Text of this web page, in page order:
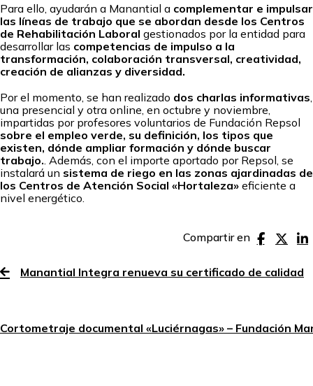
Para ello, ayudarán a Manantial a complementar e impulsar
las líneas de trabajo que se abordan desde los Centros
de Rehabilitación Laboral gestionados por la entidad para
desarrollar las competencias de impulso a la
transformación, colaboración transversal, creatividad,
creación de alianzas y diversidad.
Por el momento, se han realizado dos charlas informativas
una presencial y otra online, en octubre y noviembre,
impartidas por profesores voluntarios de Fundación Repsol
sobre el empleo verde, su definición, los tipos que
existen, dónde ampliar formación y dónde buscar
trabajo. . Además, con el importe aportado por Repsol, se
instalará un sistema de riego en las zonas ajardinadas de
los Centros de Atención Social «Hortaleza» eficiente a
nivel energético.
Compartir en
Manantial Integra renueva su certificado de calidad
Cortometraje documental «Luciérnagas» – Fundación